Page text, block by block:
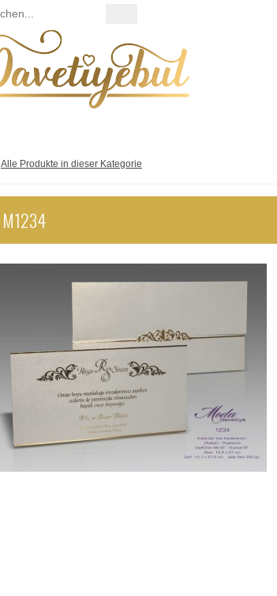
Alle Produkte in dieser Kategorie
M1234